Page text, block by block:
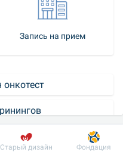
Запись на прием
Пациенту
Старый дизайн Фондация